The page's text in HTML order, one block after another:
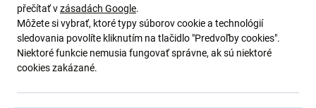
Kvalita náhradných dielov
Kvalita: Originálny servisný balík– displej je originálny
diel, t. j. dodaný výrobcom zariadenia Samsung. Displej je
přečítať vzásadách Google.
Môžete si vybrať, ktoré typy súborov cookie a technológií
sledovania povolíte kliknutím na tlačidlo "Predvoľby cookies".
Niektoré funkcie nemusia fungovať správne, ak sú niektoré
cookies zakázané.